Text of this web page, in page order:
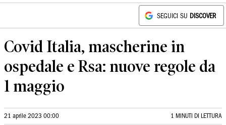
SEGUICI SU DISCOVER
Covid Italia, mascherine in
ospedale e Rsa: nuove regole da
1 maggio
21 aprile 2023 00:00 1 MINUTI DI LETTURA